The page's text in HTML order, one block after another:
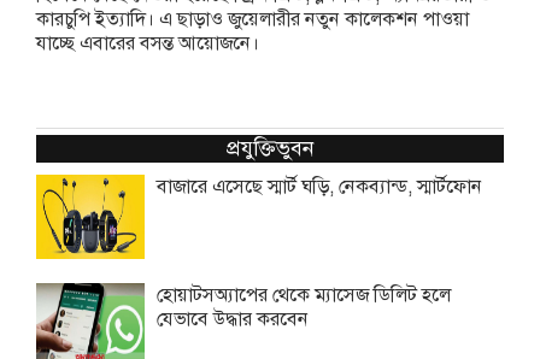
কারচুপি ইত্যাদি। এ ছাড়াও জুয়েলারীর নতুন কালেকশন পাওয়া
যাচ্ছে এবারের বসন্ত আয়োজনে।
প্রযুক্তিভুবন
বাজারে এসেছে স্মার্ট ঘড়ি, নেকব্যান্ড, স্মার্টফোন
হোয়াটসঅ্যাপের থেকে ম্যাসেজ ডিলিট হলে
যেভাবে উদ্ধার করবেন